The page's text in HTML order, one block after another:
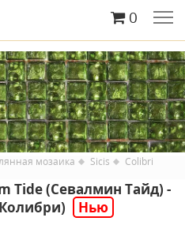
0
мозаика Sicis
Colibri
Tide (Севалмин Тайд) -
Нью